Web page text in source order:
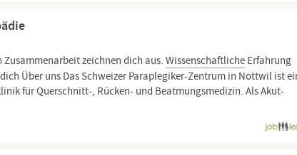
zeichnen dich aus.Wissenschaftliche Erfahrung
Über uns Das Schweizer Paraplegiker-Zentrum in Nottwil ist
für Querschnitt-, Rücken- und Beatmungsmedizin. Als Akut-